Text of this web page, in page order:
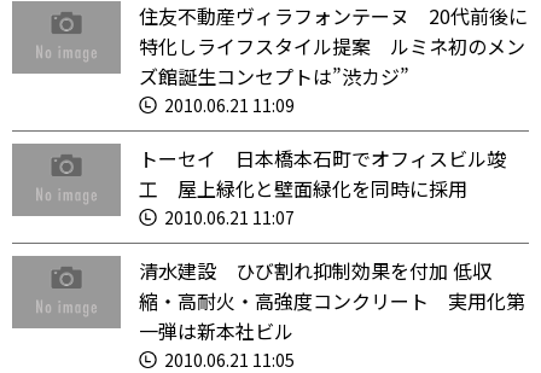
住友不動産ヴィラフォンテーヌ 20代前後に
特化しライフスタイル提案 ルミネ初のメン
ズ館誕生コンセプトは”渋カジ”
2010.06.21 11:09
トーセイ 日本橋本石町でオフィスビル竣
工 屋上緑化と壁面緑化を同時に採用
2010.06.21 11:07
清水建設 ひび割れ抑制効果を付加 低収
縮・高耐火・高強度コンクリート 実用化第
一弾は新本社ビル
2010.06.21 11:05